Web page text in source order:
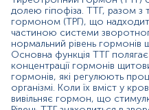
гормон, пов`азаний з
стимуляція яєчників і яєчок
яйцеклітини з яєчника
тестостерону у чоловіків.
основна роль якого полягає
грудного молока (лактації).
жінок під час вагітності та
пологів. Низький рівень
долею гіпофіза. ТТГ, разом з
гормоном (ТРГ), що
частиною системи
нормальний рівень гормонів
Основна функція ТТГ полягає
концентрації гормонів
гормонів, які регулюють
організмі. Коли їх вміст у
вивільняє гормон, що